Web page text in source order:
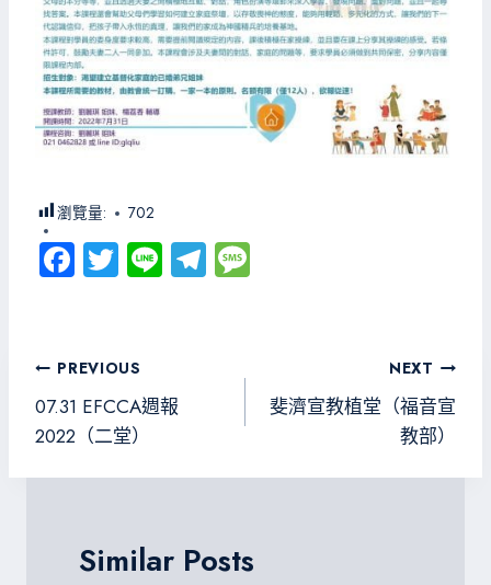
瀏覽量: 702
Fa
o
ok
T
er
Li Te
文
章
導
覽
PREVIOUS
07.31 EFCCA週報
2022（二堂）
NEXT
斐濟宣教植堂（福音宣
教部）
Similar Posts